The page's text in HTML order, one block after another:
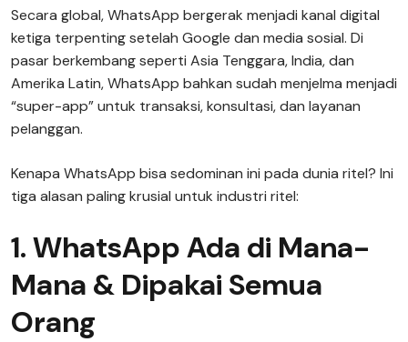
Secara global, WhatsApp bergerak menjadi kanal digital
ketiga terpenting setelah Google dan media sosial. Di
pasar berkembang seperti Asia Tenggara, India, dan
Amerika Latin, WhatsApp bahkan sudah menjelma menjadi
“super-app” untuk transaksi, konsultasi, dan layanan
pelanggan.
Kenapa WhatsApp bisa sedominan ini pada dunia ritel? Ini
tiga alasan paling krusial untuk industri ritel:
1. WhatsApp Ada di Mana-
Mana & Dipakai Semua
Orang